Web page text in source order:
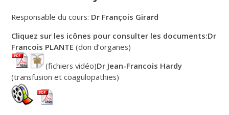
Responsable du cours: Dr François Girard
Cliquez sur les icônes pour consulter les documents:Dr
Francois PLANTE (don d’organes)
(fichiers vidéo)Dr Jean-Francois Hardy
(transfusion et coagulopathies)